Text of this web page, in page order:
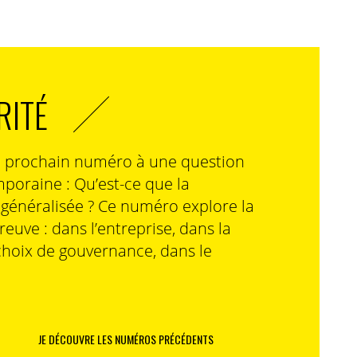
prochain numéro à une question
: Qu’est-ce que la
? Ce numéro explore la
: dans l’entreprise, dans la
de gouvernance, dans le
JE DÉCOUVRE LES NUMÉROS PRÉCÉDENTS